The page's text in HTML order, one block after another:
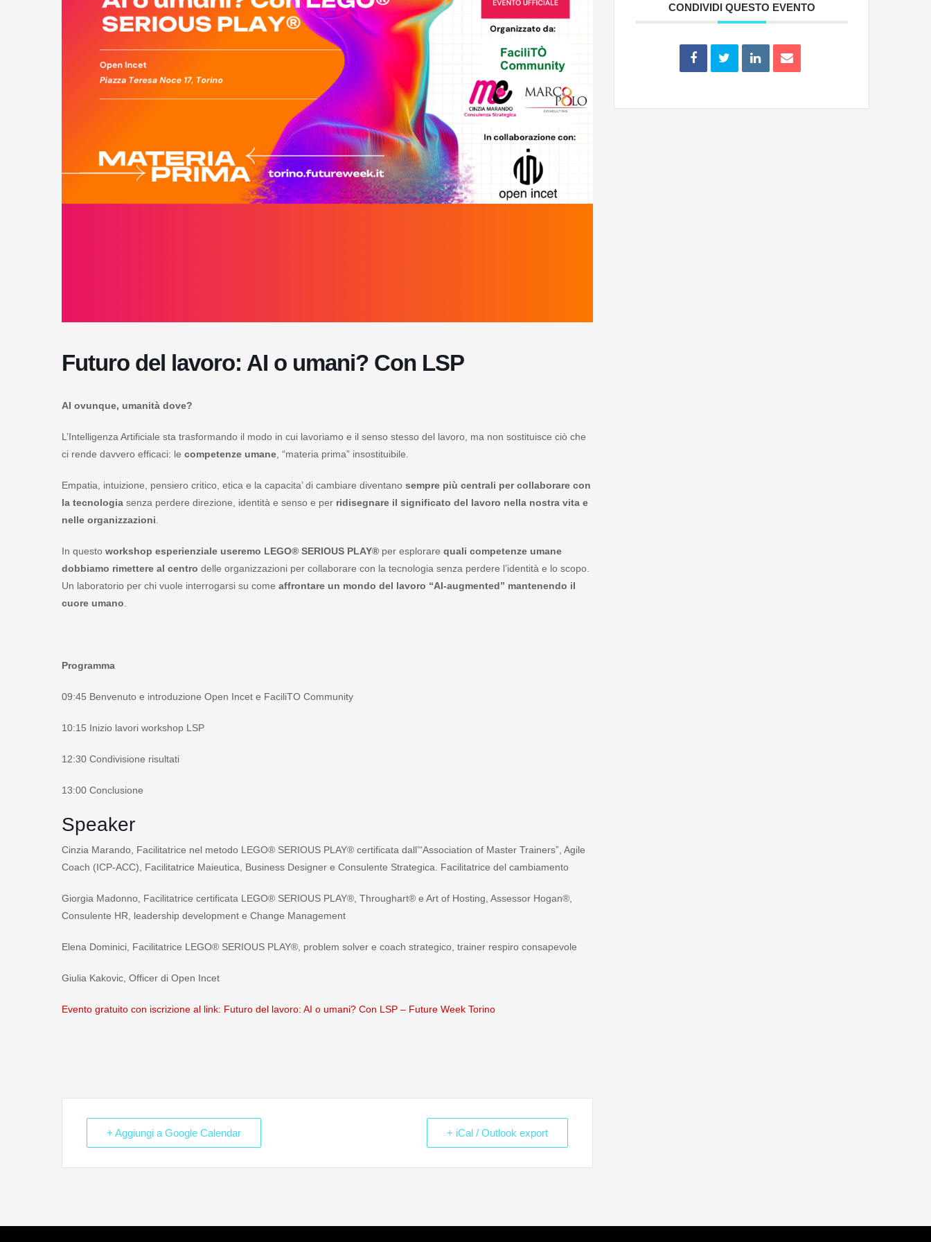
Futuro del lavoro: AI o umani? Con LSP
AI ovunque, umanità dove?
L’Intelligenza Artificiale sta trasformando il modo in cui lavoriamo e il senso stesso del lavoro, ma non sostituisce ciò che
ci rende davvero efficaci: le competenze umane, “materia prima” insostituibile.
Empatia, intuizione, pensiero critico, etica e la capacita’ di cambiare diventano sempre più centrali per collaborare con
la tecnologia senza perdere direzione, identità e senso e per ridisegnare il significato del lavoro nella nostra vita e
nelle organizzazioni.
In questo workshop esperienziale useremo LEGO® SERIOUS PLAY® per esplorare quali competenze umane
dobbiamo rimettere al centro delle organizzazioni per collaborare con la tecnologia senza perdere l’identità e lo scopo.
Un laboratorio per chi vuole interrogarsi su come affrontare un mondo del lavoro “AI-augmented” mantenendo il
cuore umano.
Programma
09:45 Benvenuto e introduzione Open Incet e FaciliTO Community
10:15 Inizio lavori workshop LSP
12:30 Condivisione risultati
13:00 Conclusione
Speaker
Cinzia Marando, Facilitatrice nel metodo LEGO® SERIOUS PLAY® certificata dall’“Association of Master Trainers”, Agile
Coach (ICP-ACC), Facilitatrice Maieutica, Business Designer e Consulente Strategica. Facilitatrice del cambiamento
Giorgia Madonno, Facilitatrice certificata LEGO®️ SERIOUS PLAY®️, Throughart®️ e Art of Hosting, Assessor Hogan®️,
Consulente HR, leadership development e Change Management
Elena Dominici, Facilitatrice LEGO®️ SERIOUS PLAY®️, problem solver e coach strategico, trainer respiro consapevole
Giulia Kakovic, Officer di Open Incet
Evento gratuito con iscrizione al link: Futuro del lavoro: AI o umani? Con LSP – Future Week Torino
+ Aggiungi a Google Calendar + iCal / Outlook export
CONDIVIDI QUESTO EVENTO